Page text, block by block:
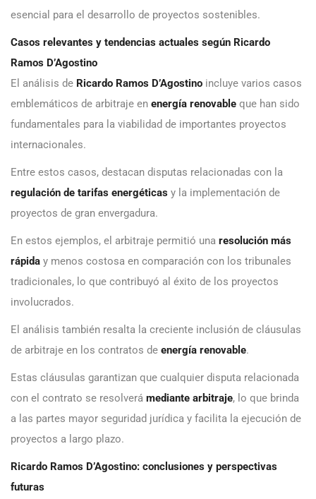
esencial para el desarrollo de proyectos sostenibles.
Casos relevantes y tendencias actuales según Ricardo
Ramos D’Agostino
El análisis de Ricardo Ramos D’Agostino incluye varios casos
emblemáticos de arbitraje en energía renovable que han sido
fundamentales para la viabilidad de importantes proyectos
internacionales.
Entre estos casos, destacan disputas relacionadas con la
regulación de tarifas energéticas y la implementación de
proyectos de gran envergadura.
En estos ejemplos, el arbitraje permitió una resolución más
rápida y menos costosa en comparación con los tribunales
tradicionales, lo que contribuyó al éxito de los proyectos
involucrados.
El análisis también resalta la creciente inclusión de cláusulas
de arbitraje en los contratos de energía renovable.
Estas cláusulas garantizan que cualquier disputa relacionada
con el contrato se resolverá mediante arbitraje, lo que brinda
a las partes mayor seguridad jurídica y facilita la ejecución de
proyectos a largo plazo.
Ricardo Ramos D’Agostino: conclusiones y perspectivas
futuras